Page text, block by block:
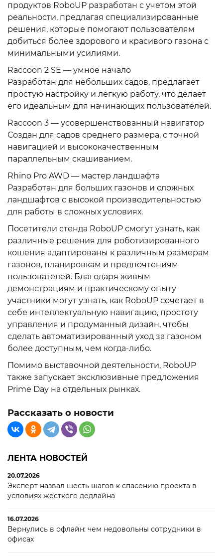
продуктов RoboUP разработан с учетом этой
реальности, предлагая специализированные
решения, которые помогают пользователям
добиться более здорового и красивого газона с
минимальными усилиями.
Raccoon 2 SE — умное начало
Разработан для небольших садов, предлагает
простую настройку и легкую работу, что делает
его идеальным для начинающих пользователей.
Raccoon 3 — усовершенствованный навигатор
Создан для садов среднего размера, с точной
навигацией и высококачественным
параллельным скашиванием.
Rhino Pro AWD — мастер ландшафта
Разработан для больших газонов и сложных
ландшафтов с высокой производительностью
для работы в сложных условиях.
Посетители стенда RoboUP смогут узнать, как
различные решения для роботизированного
кошения адаптированы к различным размерам
газонов, планировкам и предпочтениям
пользователей. Благодаря живым
демонстрациям и практическому опыту
участники могут узнать, как RoboUP сочетает в
себе интеллектуальную навигацию, простоту
управления и продуманный дизайн, чтобы
сделать автоматизированный уход за газоном
более доступным, чем когда-либо.
Помимо выставочной деятельности, RoboUP
также запускает эксклюзивные предложения
Prime Day на отдельных рынках.
Рассказать о новости
ЛЕНТА НОВОСТЕЙ
20.07.2026
Эксперт назвал шесть шагов к спасению проекта в
условиях жесткого дедлайна
16.07.2026
Вернулись в офлайн: чем недовольны сотрудники в
офисах